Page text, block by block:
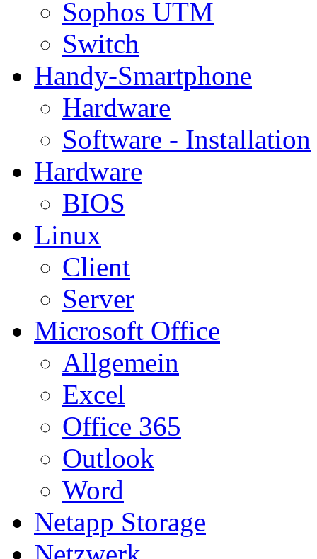
Sophos UTM
Switch
Handy-Smartphone
Hardware
Software - Installation
Hardware
BIOS
Linux
Client
Server
Microsoft Office
Allgemein
Excel
Office 365
Outlook
Word
Netapp Storage